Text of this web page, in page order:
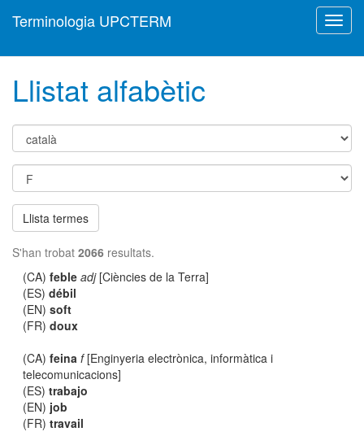
Terminologia UPCTERM
Llistat alfabètic
Llista termes
S'han trobat 2066 resultats.
(CA)feble adj[Ciències de la Terra]
(ES)débil
(EN)soft
(FR)doux
(CA)feina f[Enginyeria electrònica, informàtica i
telecomunicacions]
(ES)trabajo
(EN) job
(FR)travail